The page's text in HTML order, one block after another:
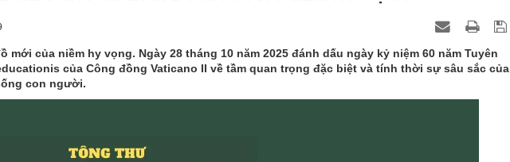
mới của niềm hy vọng. Ngày 28 tháng 10 năm 2025 đánh dấu ngày kỷ niệm 60 năm Tuyên
của Công đồng Vaticano II về tầm quan trọng đặc biệt và tính thời sự sâu sắc của
con người.